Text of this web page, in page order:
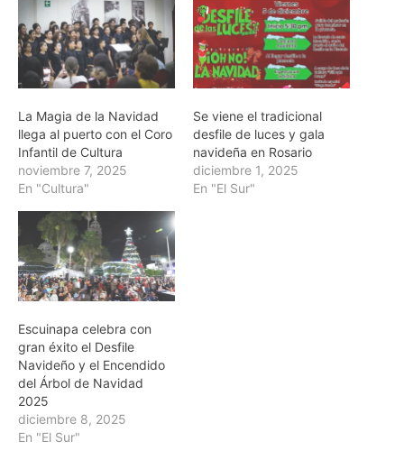
La Magia de la Navidad
llega al puerto con el Coro
Infantil de Cultura
noviembre 7, 2025
En "Cultura"
Se viene el tradicional
desfile de luces y gala
navideña en Rosario
diciembre 1, 2025
En "El Sur"
Escuinapa celebra con
gran éxito el Desfile
Navideño y el Encendido
del Árbol de Navidad
2025
diciembre 8, 2025
En "El Sur"